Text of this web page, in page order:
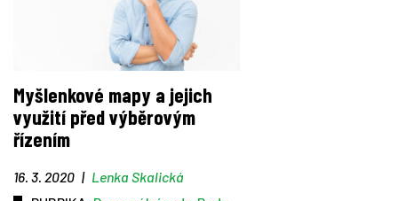
Myšlenkové mapy a jejich
využití před výběrovým
řízením
16. 3. 2020 | Lenka Skalická